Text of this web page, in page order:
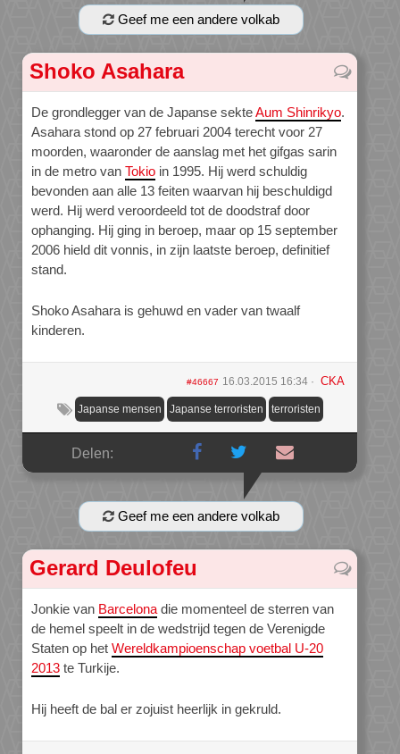
Geef me een andere volkab
Shoko Asahara
De grondlegger van de Japanse sekteAum Shinrikyo.
Asahara stond op 27 februari 2004 terecht voor 27
moorden, waaronder de aanslag met het gifgas sarin
in de metro van Tokio in 1995. Hij werd schuldig
bevonden aan alle 13 feiten waarvan hij beschuldigd
werd. Hij werd veroordeeld tot de doodstraf door
ophanging. Hij ging in beroep, maar op 15 september
2006 hield dit vonnis, in zijn laatste beroep, definitief
stand.
Shoko Asahara is gehuwd en vader van twaalf
kinderen.
#46667 16.03.2015 16:34 CKA
Japanse mensen Japanse terroristen terroristen
Delen:
Geef me een andere volkab
Gerard Deulofeu
Jonkie van Barcelona die momenteel de sterren van
de hemel speelt in de wedstrijd tegen de Verenigde
Staten op het Wereldkampioenschap voetbal U-20
2013 te Turkije.
Hij heeft de bal er zojuist heerlijk in gekruld.